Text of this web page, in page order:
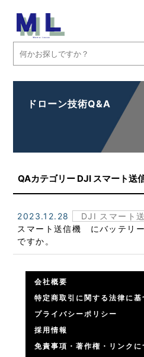
ドローン技術Q&A
QAカテゴリー DJI スマート送
2023.12.28
DJI スマート
スマート送信機 にバッテリ
ですか。
会社概要
特定商取引に関する法律に基
プライバシーポリシー
採用情報
免責事項・著作権・リンクに